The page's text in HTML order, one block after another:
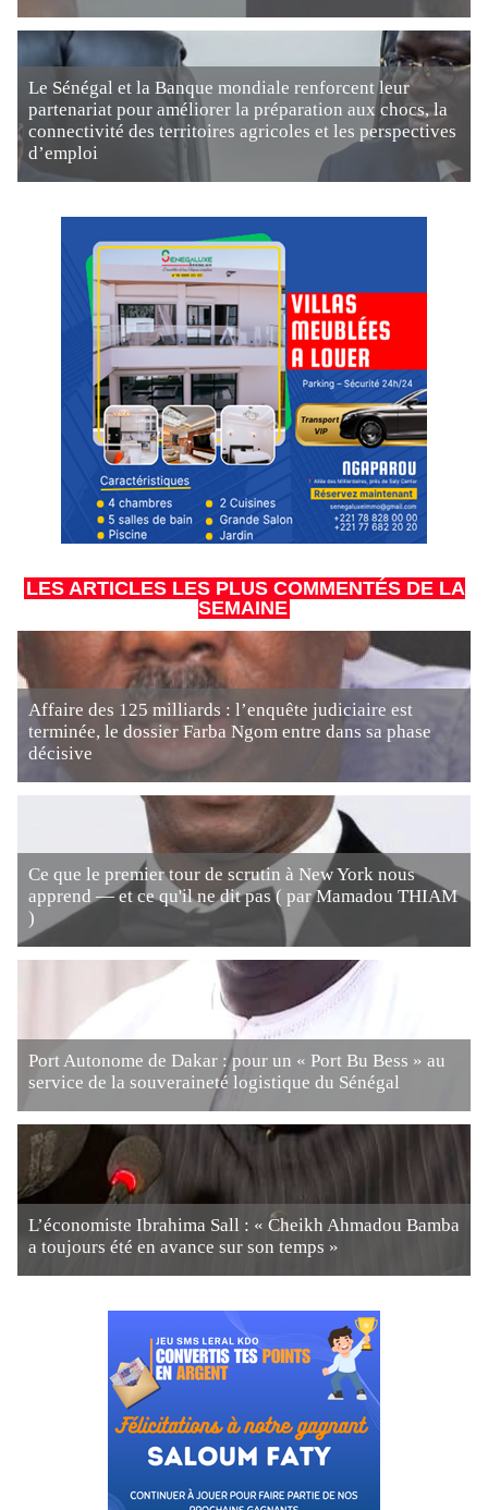
Le Sénégal et la Banque mondiale renforcent leur
partenariat pour améliorer la préparation aux chocs, la
connectivité des territoires agricoles et les perspectives
d’emploi
LES ARTICLES LES PLUS COMMENTÉS DE LA
SEMAINE
Affaire des 125 milliards : l’enquête judiciaire est
terminée, le dossier Farba Ngom entre dans sa phase
décisive
Ce que le premier tour de scrutin à New York nous
apprend — et ce qu'il ne dit pas ( par Mamadou THIAM
)
Port Autonome de Dakar : pour un « Port Bu Bess » au
service de la souveraineté logistique du Sénégal
L’économiste Ibrahima Sall : « Cheikh Ahmadou Bamba
a toujours été en avance sur son temps »